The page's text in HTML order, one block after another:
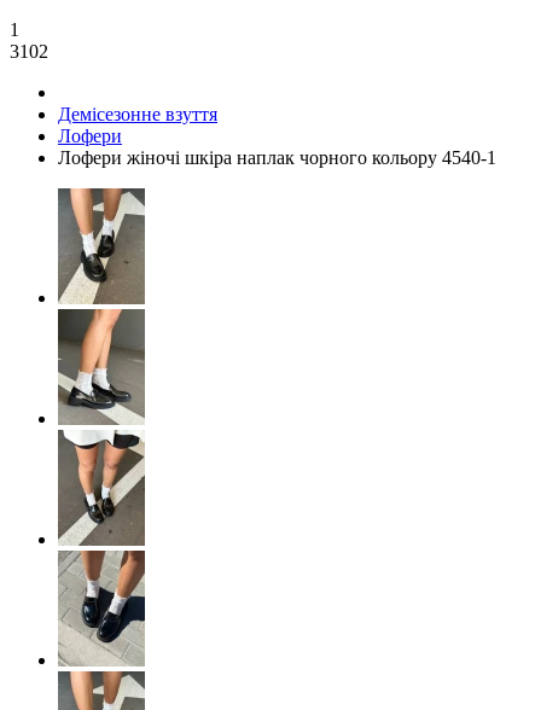
1
3102
Демісезонне взуття
Лофери
Лофери жіночі шкіра наплак чорного кольору 4540-1